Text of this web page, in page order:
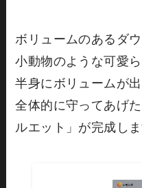
ボリュームのあるダ
小動物のような可愛
半身にボリュームが
全体的に守ってあげ
ルエット」が完成しま